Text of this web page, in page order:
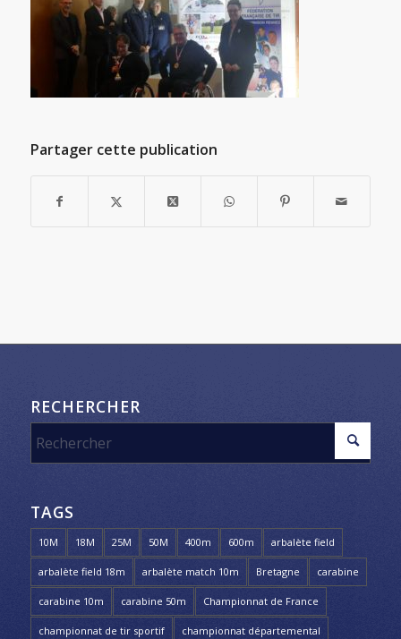
Partager cette publication
RECHERCHER
TAGS
10M 18M 25M 50M 400m 600m arbalète field
arbalète field 18m arbalète match 10m Bretagne carabine
carabine 10m carabine 50m Championnat de France
championnat de tir sportif championnat départemental